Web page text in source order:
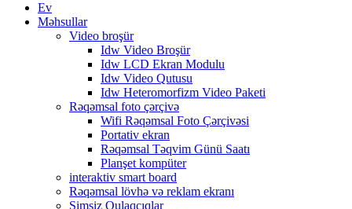
Ev
Məhsullar
Video broşür
Idw Video Broşür
Idw LCD Ekran Modulu
Idw Video Qutusu
Idw Heteromorfizm Video Paketi
Rəqəmsal foto çərçivə
Wifi Rəqəmsal Foto Çərçivəsi
Portativ ekran
Rəqəmsal Təqvim Günü Saatı
Planşet kompüter
interaktiv smart board
Rəqəmsal lövhə və reklam ekranı
Simsiz Qulaqcıqlar